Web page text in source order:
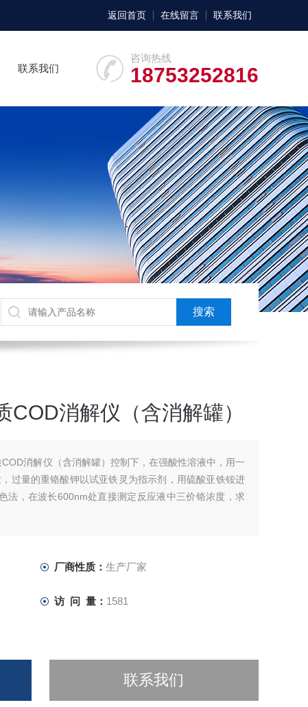
返回首页 在线留言 联系我们
咨询热线
18753252816
联系我们
COD消解仪（含消解罐）
消解仪（含消解罐）控制下，在强酸性溶液中，用一
过量的重铬酸钾以试亚铁灵为指示剂，用硫酸亚铁铵进
法，在波长600nm处直接测定反应液中三价铬浓度，求
厂商性质： 生产厂家
访 问 量： 1581
联系我们